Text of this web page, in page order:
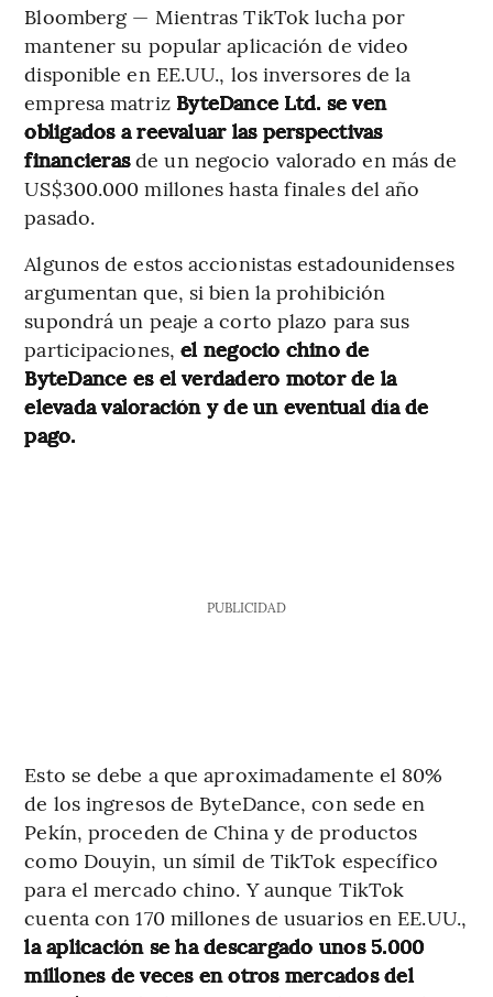
Bloomberg — Mientras TikTok lucha por
mantener su popular aplicación de video
disponible en EE.UU., los inversores de la
empresa matrizByteDance Ltd. se ven
obligados a reevaluar las perspectivas
financierasde un negocio valorado en más de
US$300.000 millones hasta finales del año
pasado.
Algunos de estos accionistas estadounidenses
argumentan que, si bien la prohibición
supondrá un peaje a corto plazo para sus
participaciones,el negocio chino de
ByteDance es el verdadero motor de la
elevada valoración y de un eventual día de
pago.
PUBLICIDAD
Esto se debe a que aproximadamente el 80%
de los ingresos de ByteDance, con sede en
Pekín, proceden de China y de productos
como Douyin, un símil de TikTok específico
para el mercado chino. Y aunque TikTok
cuenta con 170 millones de usuarios en EE.UU.,
la aplicación se ha descargado unos 5.000
millones de veces en otros mercados del